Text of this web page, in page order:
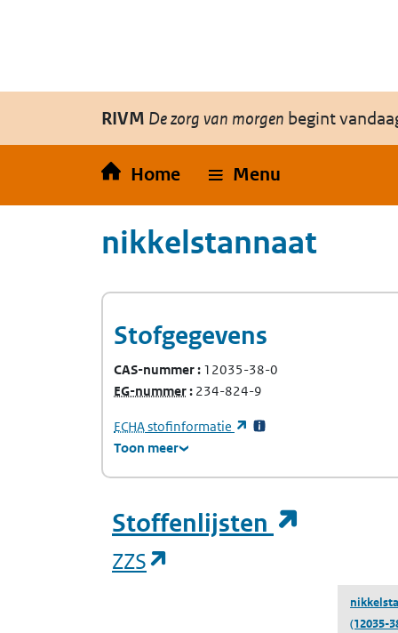
RIVM De zorg van morgen begint
Home Menu
nikkelstannaat
Stofgegevens
CAS-nummer 12035-38-0
EG-nummer(Europees Gemeenschap-nummer)
234-824-9
ECHA(Europees Agentschap voor chemische
stofinformatie
(opent in een nieuw
Toon meer
Stoffenlijsten
ZZS
(12035-